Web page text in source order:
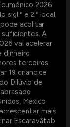
2026
e 2.º local,
acolitar
suficientes. A
vai acelerar
dinheiro
terceiros.
19 criancice
Dilúvio de
México
mais
Escaravâtab